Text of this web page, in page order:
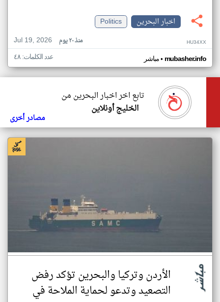
اخبار البحرين
Politics
Jul 19, 2026
منذ ٢٠ يوم HU34XX
مباشر• mubasher.info عدد الكلمات: ٤٨
تابع اخر اخبار البحرين من
الخليج أونلاين
مصادر أخرى
الأردن وتركيا والبحرين تؤكد رفض
التصعيد وتدعو لحماية الملاحة في